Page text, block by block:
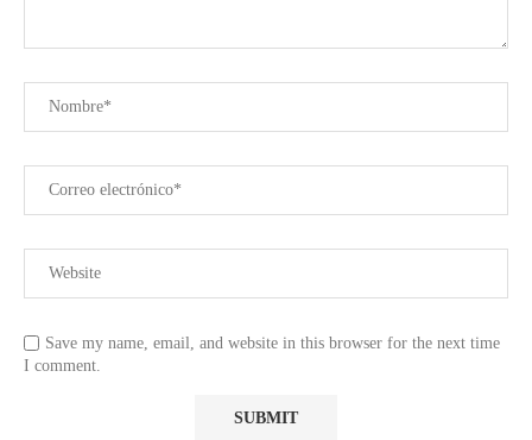
Save my name, email, and website in this browser for the next time
I comment.